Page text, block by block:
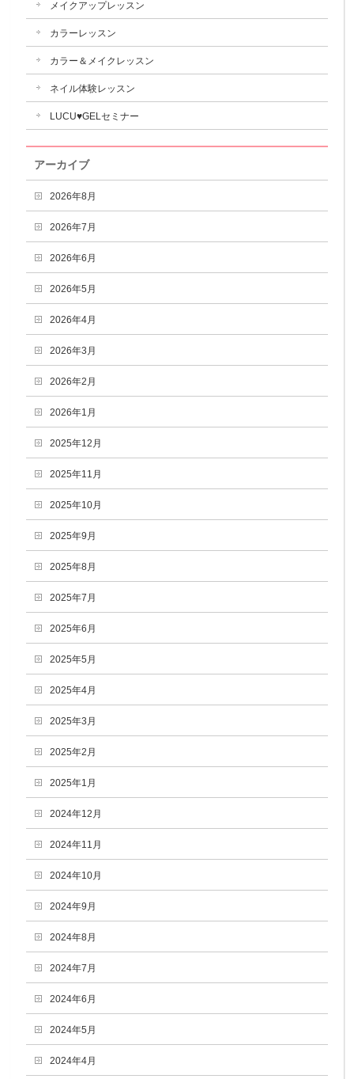
メイクアップレッスン
カラーレッスン
カラー＆メイクレッスン
ネイル体験レッスン
LUCU♥GELセミナー
アーカイブ
2026年8月
2026年7月
2026年6月
2026年5月
2026年4月
2026年3月
2026年2月
2026年1月
2025年12月
2025年11月
2025年10月
2025年9月
2025年8月
2025年7月
2025年6月
2025年5月
2025年4月
2025年3月
2025年2月
2025年1月
2024年12月
2024年11月
2024年10月
2024年9月
2024年8月
2024年7月
2024年6月
2024年5月
2024年4月